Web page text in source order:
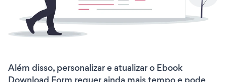
Além disso, personalizar e atualizar o Ebook